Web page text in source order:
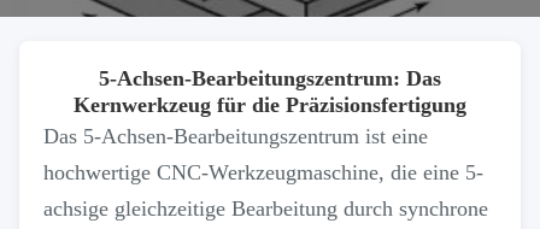
5-Achsen-Bearbeitungszentrum: Das
Kernwerkzeug für die Präzisionsfertigung
Das 5-Achsen-Bearbeitungszentrum ist eine
hochwertige CNC-Werkzeugmaschine, die eine 5-
achsige gleichzeitige Bearbeitung durch synchrone